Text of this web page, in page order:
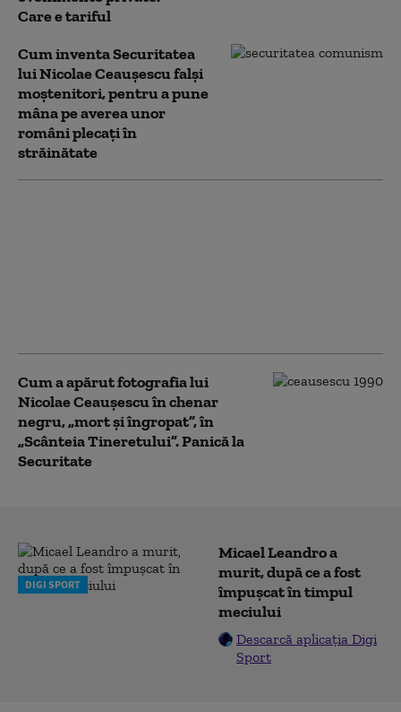
Care e tariful
Cum inventa Securitatea
lui Nicolae Ceaușescu falși
moștenitori, pentru a pune
mâna pe averea unor
români plecați în
străinătate
Cum a apărut fotografia lui
Nicolae Ceauşescu în chenar
negru, „mort şi îngropat”, în
„Scânteia Tineretului”. Panică la
Securitate
DIGI SPORT
Micael Leandro a
murit, după ce a fost
împușcat în timpul
meciului
Descarcă aplicația Digi
Sport